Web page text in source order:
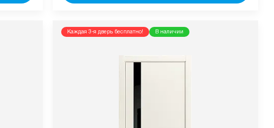
Каждая 3-я дверь бесплатно! В наличии